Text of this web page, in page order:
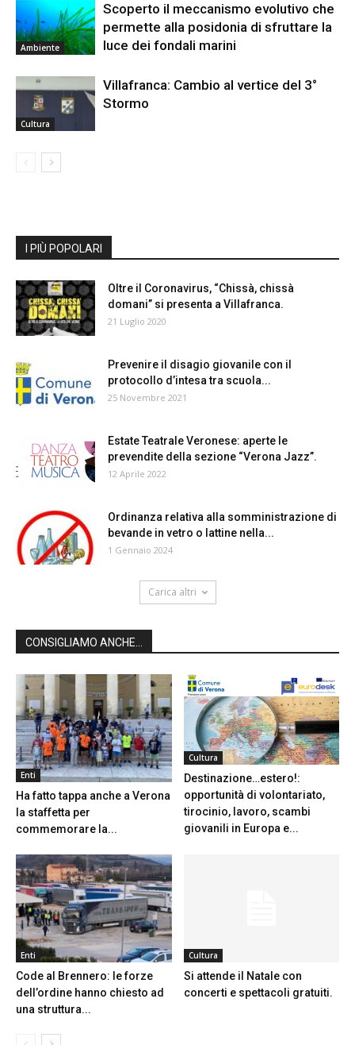
Ambiente
Scoperto il meccanismo evolutivo che
permette alla posidonia di sfruttare la
luce dei fondali marini
Cultura
Villafranca: Cambio al vertice del 3°
Stormo
I PIÙ POPOLARI
Oltre il Coronavirus, “Chissà, chissà
domani” si presenta a Villafranca.
21 Luglio 2020
Prevenire il disagio giovanile con il
protocollo d’intesa tra scuola...
25 Novembre 2021
Estate Teatrale Veronese: aperte le
prevendite della sezione “Verona Jazz”.
12 Aprile 2022
Ordinanza relativa alla somministrazione di
bevande in vetro o lattine nella...
1 Gennaio 2024
Carica altri
CONSIGLIAMO ANCHE...
Enti
Ha fatto tappa anche a Verona
la staffetta per
commemorare la...
Cultura
Destinazione…estero!:
opportunità di volontariato,
tirocinio, lavoro, scambi
giovanili in Europa e...
Enti
Code al Brennero: le forze
dell’ordine hanno chiesto ad
una struttura...
Cultura
Si attende il Natale con
concerti e spettacoli gratuiti.